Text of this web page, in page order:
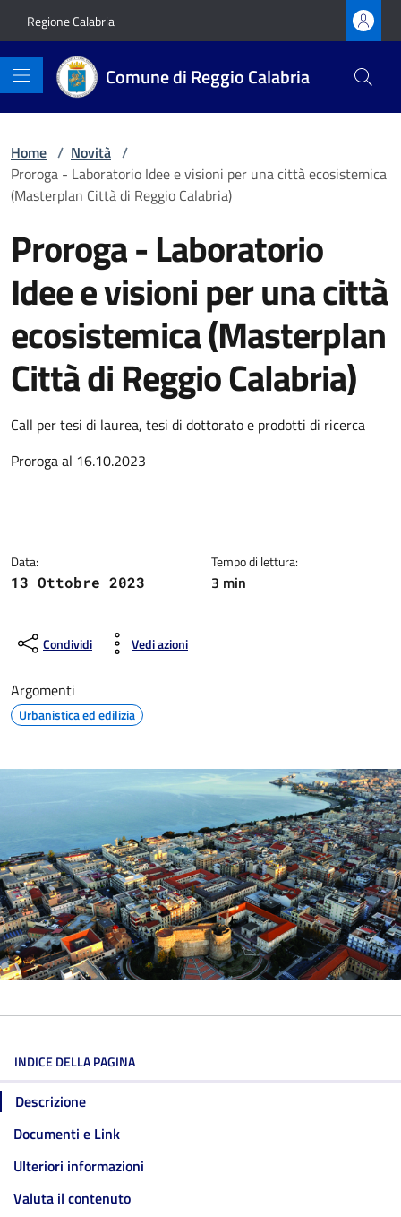
Regione Calabria
Comune di Reggio Calabria
Home / Novità /
Proroga - Laboratorio Idee e visioni per una città ecosistemica
(Masterplan Città di Reggio Calabria)
Proroga - Laboratorio
Idee e visioni per una città
ecosistemica (Masterplan
Città di Reggio Calabria)
Dettagli della notizia
Call per tesi di laurea, tesi di dottorato e prodotti di ricerca
Proroga al 16.10.2023
Data:
13 Ottobre 2023
Tempo di lettura:
3 min
Condividi Vedi azioni
Argomenti
Urbanistica ed edilizia
INDICE DELLA PAGINA
Descrizione
Documenti e Link
Ulteriori informazioni
Valuta il contenuto